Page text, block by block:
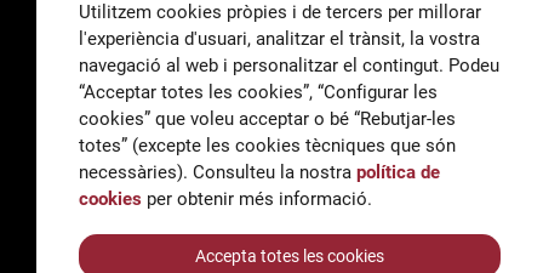
General
correu@escoladeltreball.org
Informació
informacio@escoladeltreball.org
Utilitzem cookies pròpies i de tercers per millorar
l'experiència d'usuari, analitzar el trànsit, la vostra
navegació al web i personalitzar el contingut. Podeu
“Acceptar totes les cookies”, “Configurar les
cookies” que voleu acceptar o bé “Rebutjar-les
totes” (excepte les cookies tècniques que són
necessàries). Consulteu la nostra política de
cookies per obtenir més informació.
Accepta totes les cookies